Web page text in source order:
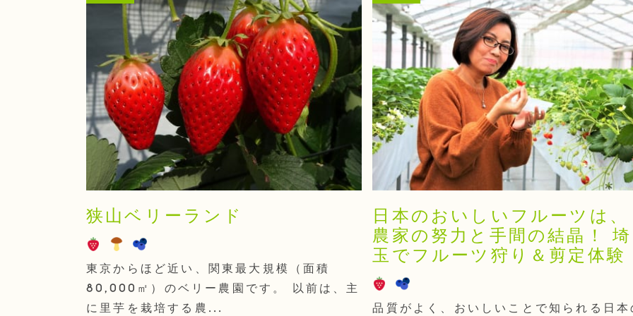
狭山ベリーランド
東京からほど近い、関東最大規模（面積
80,000㎡）のベリー農園です。 以前は、主
に里芋を栽培する農...
日本のおいしいフルーツは、
農家の努力と手間の結晶！ 埼
玉でフルーツ狩り＆剪定体験
品質がよく、おいしいことで知られる日本